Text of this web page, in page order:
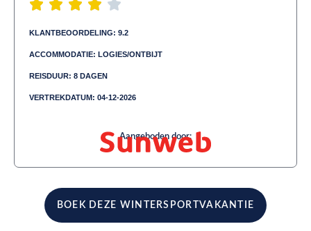
KLANTBEOORDELING: 9.2
ACCOMMODATIE: LOGIES/ONTBIJT
REISDUUR: 8 DAGEN
VERTREKDATUM: 04-12-2026
Aangeboden door:
BOEK DEZE WINTERSPORTVAKANTIE